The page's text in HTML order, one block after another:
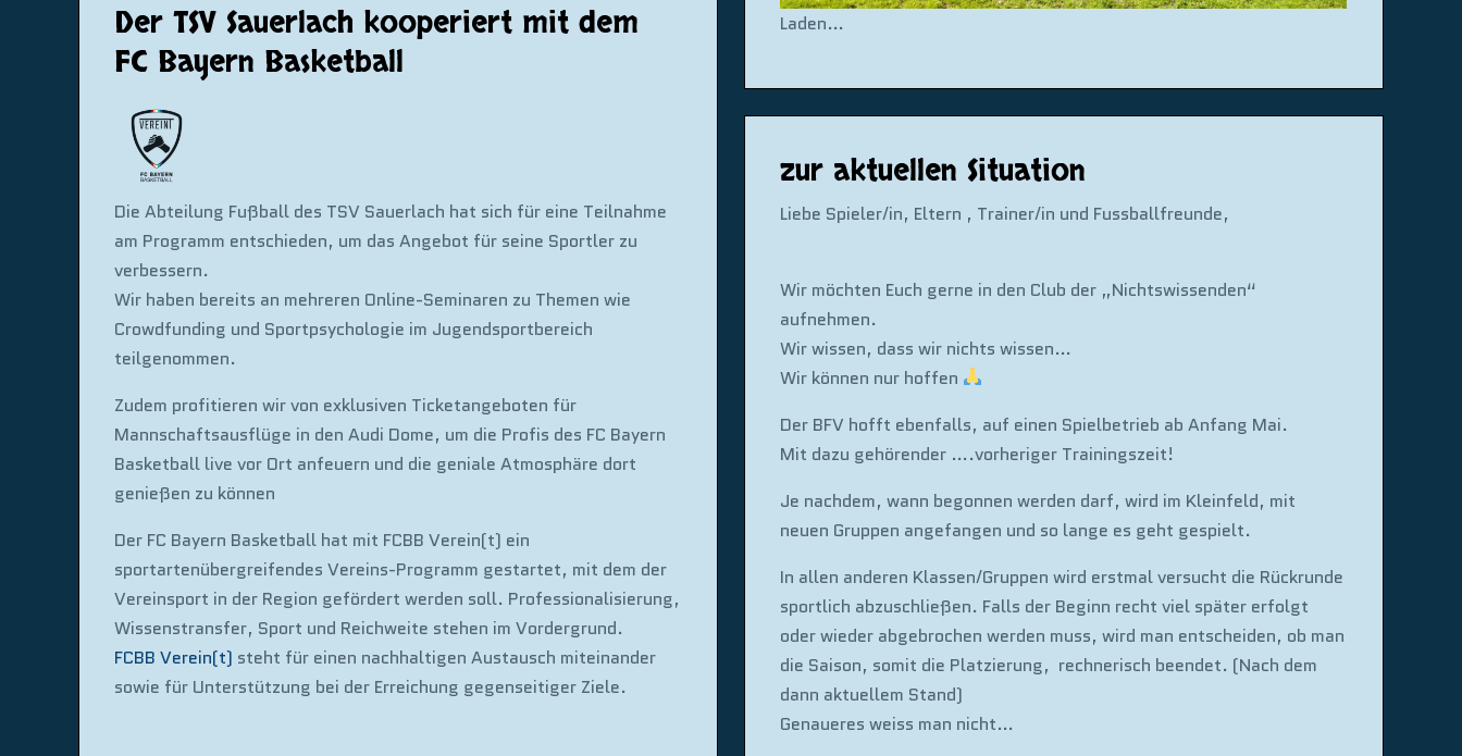
Laden…
Der TSV Sauerlach kooperiert mit dem
FC Bayern Basketball
Die Abteilung Fußball des TSV Sauerlach hat sich für eine Teilnahme
am Programm entschieden, um das Angebot für seine Sportler zu
verbessern.
Wir haben bereits an mehreren Online-Seminaren zu Themen wie
Crowdfunding und Sportpsychologie im Jugendsportbereich
teilgenommen.
Zudem profitieren wir von exklusiven Ticketangeboten für
Mannschaftsausflüge in den Audi Dome, um die Profis des FC Bayern
Basketball live vor Ort anfeuern und die geniale Atmosphäre dort
genießen zu können
Der FC Bayern Basketball hat mit FCBB Verein(t) ein
sportartenübergreifendes Vereins-Programm gestartet, mit dem der
Vereinsport in der Region gefördert werden soll. Professionalisierung,
Wissenstransfer, Sport und Reichweite stehen im Vordergrund.
FCBB Verein(t) steht für einen nachhaltigen Austausch miteinander
sowie für Unterstützung bei der Erreichung gegenseitiger Ziele.
zur aktuellen Situation
Liebe Spieler/in, Eltern , Trainer/in und Fussballfreunde,
Wir möchten Euch gerne in den Club der „Nichtswissenden“
aufnehmen.
Wir wissen, dass wir nichts wissen…
Wir können nur hoffen
Der BFV hofft ebenfalls, auf einen Spielbetrieb ab Anfang Mai.
Mit dazu gehörender ….vorheriger Trainingszeit!
Je nachdem, wann begonnen werden darf, wird im Kleinfeld, mit
neuen Gruppen angefangen und so lange es geht gespielt.
In allen anderen Klassen/Gruppen wird erstmal versucht die Rückrunde
sportlich abzuschließen. Falls der Beginn recht viel später erfolgt
oder wieder abgebrochen werden muss, wird man entscheiden, ob man
die Saison, somit die Platzierung, rechnerisch beendet. (Nach dem
dann aktuellem Stand)
Genaueres weiss man nicht…